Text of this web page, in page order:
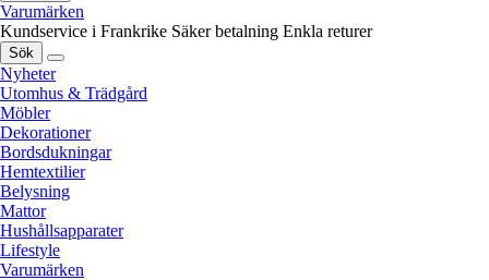
Varumärken
Kundservice i Frankrike Säker betalning Enkla returer
Sök
Nyheter
Utomhus & Trädgård
Möbler
Dekorationer
Bordsdukningar
Hemtextilier
Belysning
Mattor
Hushållsapparater
Lifestyle
Varumärken